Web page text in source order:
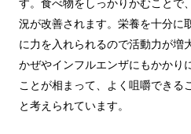
す。食べ物をしっかりかむことで
況が改善されます。栄養を十分に
に力を入れられるので活動力が増
かぜやインフルエンザにもかかり
ことが相まって、よく咀嚼できる
と考えられています。